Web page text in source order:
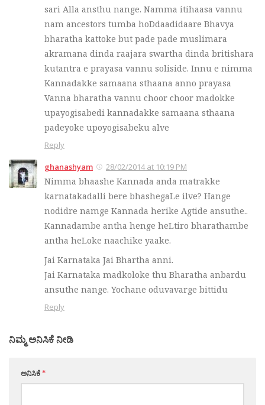
sari Alla ansthu nange. Namma itihaasa vannu
nam ancestors tumba hoDdaadidaare Bhavya
bharatha kattoke but pade pade muslimara
akramana dinda raajara swartha dinda britishara
kutantra e prayasa vannu soliside. Innu e nimma
Kannadakke samaana sthaana anno prayasa
Vanna bharatha vannu choor choor madokke
upayogisabedi kannadakke samaana sthaana
padeyoke upoyogisabeku alve
Reply
ghanashyam 28/02/2014 at 10:19 PM
Nimma bhaashe Kannada anda matrakke
karnatakadalli bere bhashegaLe ilve? Hange
nodidre namge Kannada herike Agtide ansuthe..
Kannadambe antha henge heLtiro bharathambe
antha heLoke naachike yaake.
Jai Karnataka Jai Bhartha anni.
Jai Karnataka madkoloke thu Bharatha anbardu
ansuthe nange. Yochane oduvavarge bittidu
Reply
ನಿಮ್ಮ ಅನಿಸಿಕೆ ನೀಡಿ
ಅನಿಸಿಕೆ*